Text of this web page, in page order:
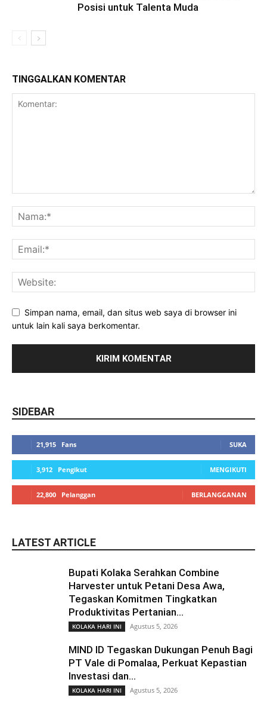
Posisi untuk Talenta Muda
TINGGALKAN KOMENTAR
Simpan nama, email, dan situs web saya di browser ini
untuk lain kali saya berkomentar.
SIDEBAR
21,915 Fans SUKA
3,912 Pengikut MENGIKUTI
22,800 Pelanggan BERLANGGANAN
LATEST ARTICLE
Bupati Kolaka Serahkan Combine
Harvester untuk Petani Desa Awa,
Tegaskan Komitmen Tingkatkan
Produktivitas Pertanian...
KOLAKA HARI INI Agustus 5, 2026
MIND ID Tegaskan Dukungan Penuh Bagi
PT Vale di Pomalaa, Perkuat Kepastian
Investasi dan...
KOLAKA HARI INI Agustus 5, 2026